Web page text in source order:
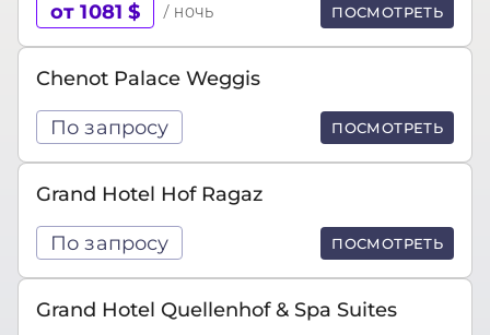
от 1081 $ / ночь ПОСМОТРЕТЬ
Chenot Palace Weggis
По запросу ПОСМОТРЕТЬ
Grand Hotel Hof Ragaz
По запросу ПОСМОТРЕТЬ
Grand Hotel Quellenhof & Spa Suites